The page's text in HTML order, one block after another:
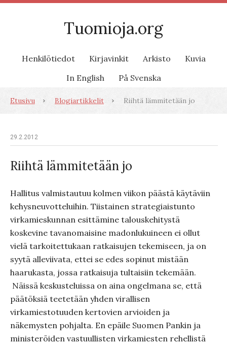
Tuomioja.org
Henkilötiedot Kirjavinkit Arkisto
Kuvia
In English
På Svenska
Etusivu Blogiartikkelit Riihtä lämmitetään jo
29.2.2012
Riihtä lämmitetään jo
Hallitus valmistautuu kolmen viikon päästä käytäviin
kehysneuvotteluihin. Tiistainen strategiaistunto
virkamieskunnan esittämine talouskehitystä
koskevine tavanomaisine madonlukuineen ei ollut
vielä tarkoitettukaan ratkaisujen tekemiseen, ja on
syytä alleviivata, ettei se edes sopinut mistään
haarukasta, jossa ratkaisuja tultaisiin tekemään.
Näissä keskusteluissa on aina ongelmana se, että
päätöksiä teetetään yhden virallisen
virkamiestotuuden kertovien arvioiden ja
näkemysten pohjalta. En epäile Suomen Pankin ja
ministeröiden vastuullisten virkamiesten rehellistä